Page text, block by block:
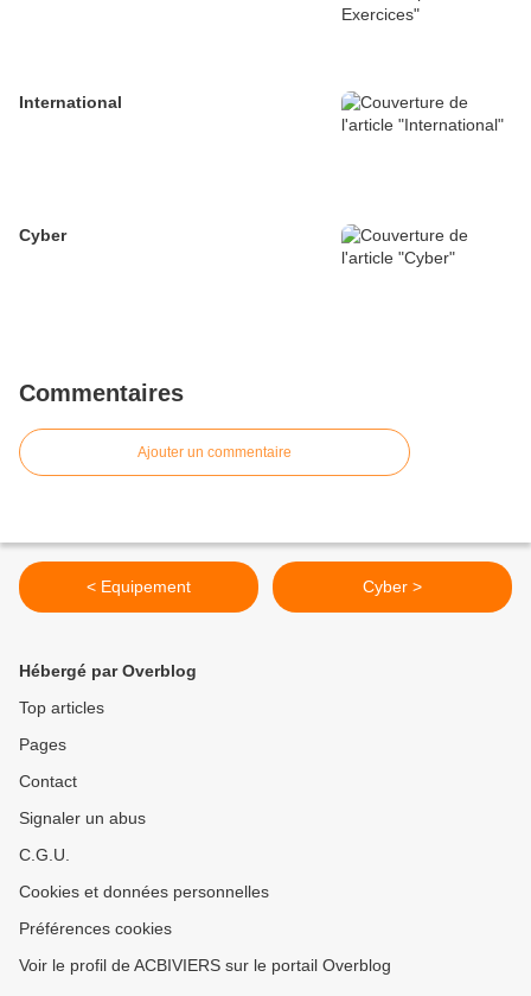
International
Cyber
Commentaires
Ajouter un commentaire
< Equipement Cyber >
Hébergé par Overblog
Top articles
Pages
Contact
Signaler un abus
C.G.U.
Cookies et données personnelles
Préférences cookies
Voir le profil de ACBIVIERS sur le portail Overblog